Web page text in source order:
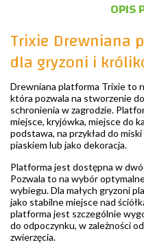
OPIS
Trixie Drewniana
dla gryzoni i
Drewniana platforma Trixie to
która pozwala na stworzenie
schronienia w zagrodzie.
miejsce, kryjówka, miejsce do
podstawa, na przykład do
piaskiem lub jako dekoracja.
Platforma jest dostępna w
Pozwala to na wybór
wybiegu. Dla małych gryzoni
jako stabilne miejsce nad
platforma jest szczególnie
do odpoczynku, w zależności
zwierzęcia.